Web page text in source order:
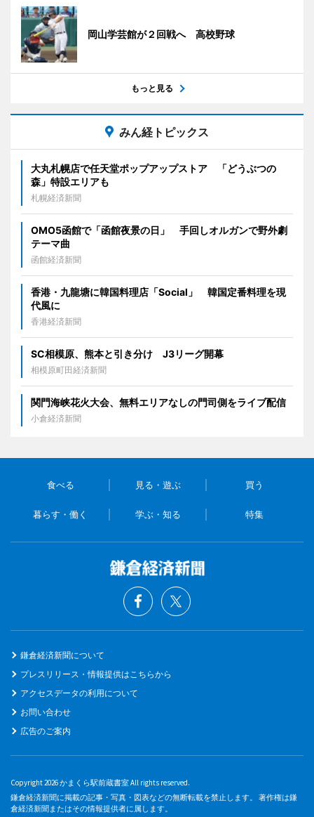
岡山学芸館が２回戦へ 高校野球
もっと見る
みん経トピックス
大丸札幌店で任天堂ポップアップストア 「どうぶつの
森」特設エリアも
札幌経済新聞
OMO5函館で「函館夜景の日」 手回しオルガンで野外劇
テーマ曲
函館経済新聞
香港・九龍塘に韓国料理店「Social」 韓国定番料理を現
代風に
香港経済新聞
SC相模原、熊本と引き分け J3リーグ開幕
相模原町田経済新聞
関門海峡花火大会、無料エリアなしの門司側をライブ配信
小倉経済新聞
食べる 見る・遊ぶ 買う
暮らす・働く 学ぶ・知る 特集
鎌倉経済新聞について
プレスリリース・情報提供はこちらから
アクセスデータの利用について
お問い合わせ
広告のご案内
Copyright 2026 かまくら駅前蔵書室 All rights reserved.
鎌倉経済新聞に掲載の記事・写真・図表などの無断転載を禁止します。 著作権は鎌
倉経済新聞またはその情報提供者に属します。